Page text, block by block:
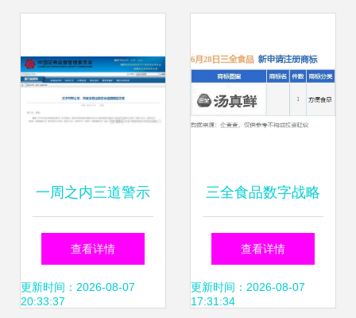
一周之内三道警示
函 证券会计师事务
所监管再升级
查看详情
更新时间：2026-08-07
20:33:37
三全食品数字战略
加速 新提商标涵盖
互联网域名注册服
查看详情
更新时间：2026-08-07
17:31:34